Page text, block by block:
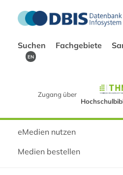
Suchen Fachgebiete
EN
Zugang über
eMedien nutzen
Medien bestellen